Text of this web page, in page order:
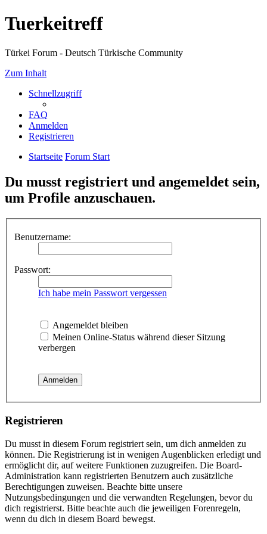
Tuerkeitreff
Türkei Forum - Deutsch Türkische Community
Zum Inhalt
Schnellzugriff
FAQ
Anmelden
Registrieren
Startseite Forum Start
Du musst registriert und angemeldet sein,
um Profile anzuschauen.
Benutzername:
Passwort:
Ich habe mein Passwort vergessen
Angemeldet bleiben
Meinen Online-Status während dieser Sitzung
verbergen
Registrieren
Du musst in diesem Forum registriert sein, um dich anmelden zu
können. Die Registrierung ist in wenigen Augenblicken erledigt und
ermöglicht dir, auf weitere Funktionen zuzugreifen. Die Board-
Administration kann registrierten Benutzern auch zusätzliche
Berechtigungen zuweisen. Beachte bitte unsere
Nutzungsbedingungen und die verwandten Regelungen, bevor du
dich registrierst. Bitte beachte auch die jeweiligen Forenregeln,
wenn du dich in diesem Board bewegst.